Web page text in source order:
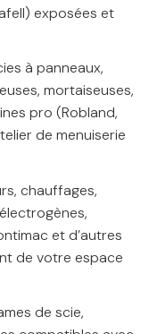
exposées et
à panneaux,
mortaiseuses,
pro (Robland,
de menuiserie
chauffages,
et d’autres
de votre espace
de scie,